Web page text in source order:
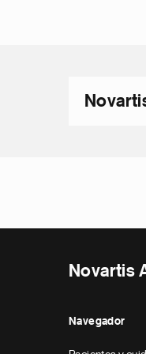
Novartis
Navegador